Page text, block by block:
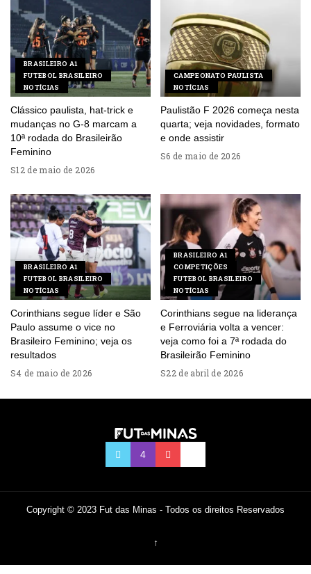
BRASILEIRO A1
FUTEBOL BRASILEIRO
NOTÍCIAS
Clássico paulista, hat-trick e
mudanças no G-8 marcam a
10ª rodada do Brasileirão
Feminino
12 de maio de 2026
CAMPEONATO PAULISTA
NOTÍCIAS
Paulistão F 2026 começa nesta
quarta; veja novidades, formato
e onde assistir
6 de maio de 2026
BRASILEIRO A1
FUTEBOL BRASILEIRO
NOTÍCIAS
Corinthians segue líder e São
Paulo assume o vice no
Brasileiro Feminino; veja os
resultados
4 de maio de 2026
BRASILEIRO A1
COMPETIÇÕES
FUTEBOL BRASILEIRO
NOTÍCIAS
Corinthians segue na liderança
e Ferroviária volta a vencer:
veja como foi a 7ª rodada do
Brasileirão Feminino
22 de abril de 2026
Copyright © 2023 Fut das Minas - Todos os direitos Reservados
↑